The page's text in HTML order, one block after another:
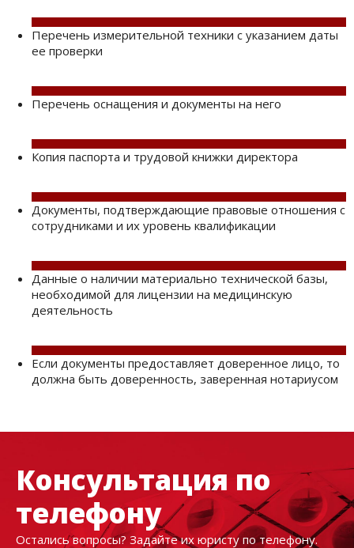
Перечень измерительной техники с указанием даты
ее проверки
Перечень оснащения и документы на него
Копия паспорта и трудовой книжки директора
Документы, подтверждающие правовые отношения с
сотрудниками и их уровень квалификации
Данные о наличии материально технической базы,
необходимой для лицензии на медицинскую
деятельность
Если документы предоставляет доверенное лицо, то
должна быть доверенность, заверенная нотариусом
Консультация по
телефону
Остались вопросы? Задайте их юристу по телефону.